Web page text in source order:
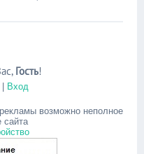
, Гость!
Вход
возможно неполное
сайта